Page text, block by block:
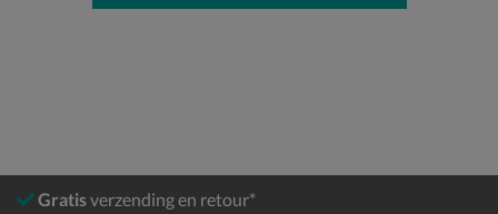
Gratisverzending en retour*